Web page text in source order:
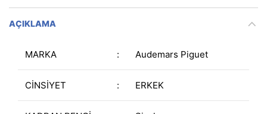
AÇIKLAMA
MARKA : Audemars Piguet
CİNSİYET : ERKEK